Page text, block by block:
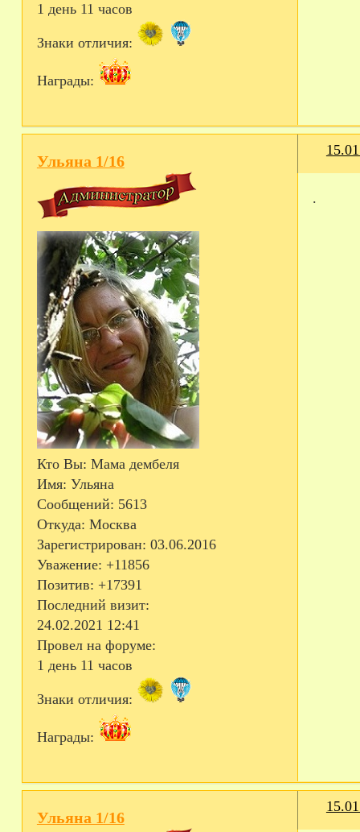
1 день 11 часов
Знаки отличия:
Награды:
Ульяна 1/16
Кто Вы: Мама дембеля
Имя: Ульяна
Сообщений: 5613
Откуда: Москва
Зарегистрирован: 03.06.2016
Уважение: +11856
Позитив: +17391
Последний визит:
24.02.2021 12:41
Провел на форуме:
1 день 11 часов
Знаки отличия:
Награды:
.
Ульяна 1/16